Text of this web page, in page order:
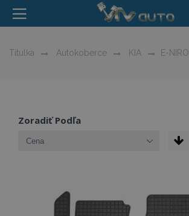
Titulka Autokoberce KIA E-NIRO
Zoradiť Podľa